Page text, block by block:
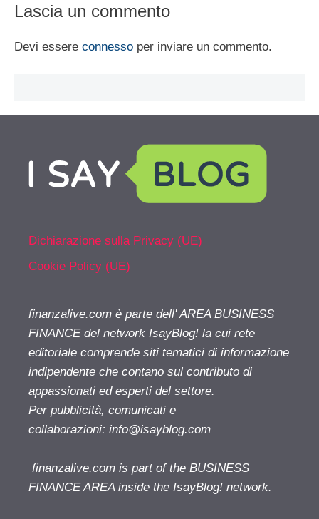
Lascia un commento
Devi essere connesso per inviare un commento.
Dichiarazione sulla Privacy (UE)
Cookie Policy (UE)
finanzalive.com è parte dell' AREA BUSINESS
FINANCE del network IsayBlog! la cui rete
editoriale comprende siti tematici di informazione
indipendente che contano sul contributo di
appassionati ed esperti del settore.
Per pubblicità, comunicati e
collaborazioni: info@isayblog.com
finanzalive.com is part of the BUSINESS
FINANCE AREA inside the IsayBlog! network.